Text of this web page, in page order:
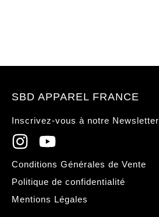
SBD APPAREL FRANCE
Inscrivez-vous à notre Newsletter
Conditions Générales de Vente
Politique de confidentialité
Mentions Légales